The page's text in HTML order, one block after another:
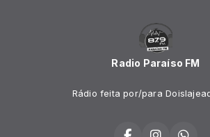
Radio Paraíso FM
Rádio feita por/para